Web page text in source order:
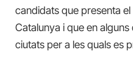
candidats que presenta
Catalunya i que en
ciutats per a les quals es